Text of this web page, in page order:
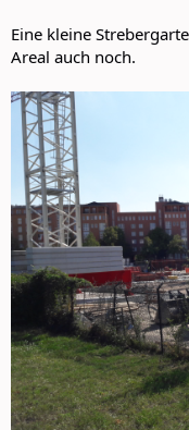
Eine kleine
Areal auch noch.